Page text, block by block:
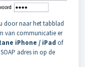
door naar het tabblad
van communicatie er
iPhone / iPad of
adres in op de